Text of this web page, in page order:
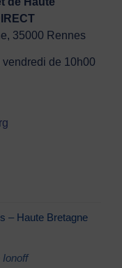
35000 Rennes
de 10h00
– Haute Bretagne
Ionoff